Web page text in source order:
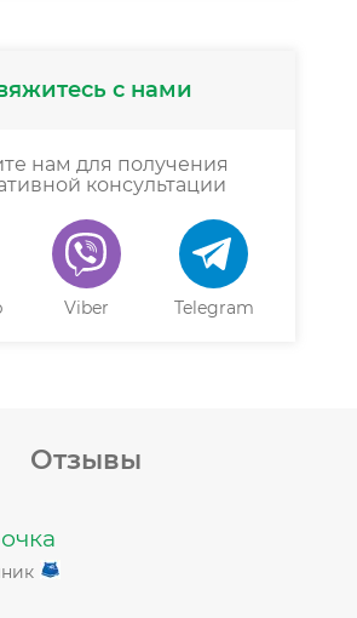
с нами
нам для получения
консультации
Viber Telegram
Отзывы